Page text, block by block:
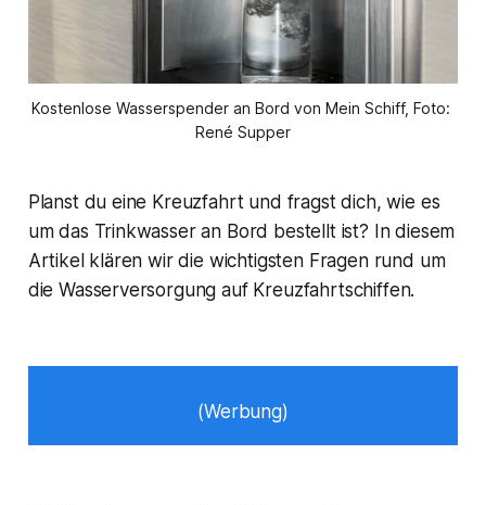
Kostenlose Wasserspender an Bord von Mein Schiff, Foto:
René Supper
Planst du eine Kreuzfahrt und fragst dich, wie es
um das Trinkwasser an Bord bestellt ist? In diesem
Artikel klären wir die wichtigsten Fragen rund um
die Wasserversorgung auf Kreuzfahrtschiffen.
(Werbung)